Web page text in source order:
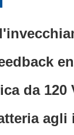
da 120
agli